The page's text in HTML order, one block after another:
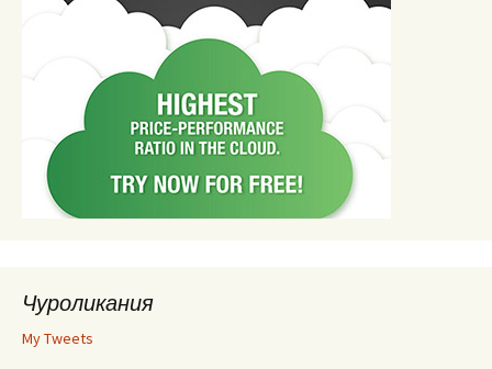
Чуроликания
My Tweets